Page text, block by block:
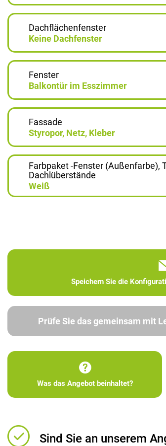
Dachflächenfenster
Keine Dachfenster
Fenster
Balkontür im Esszimmer
Fassade
Styropor, Netz, Kleber
Farbpaket -Fenster (Außenfarbe),
Dachlüberstände
Weiß
Speichern Sie die
Prüfe Sie das gemeinsam mit
Was das Angebot beinhaltet?
Sind Sie an unserem